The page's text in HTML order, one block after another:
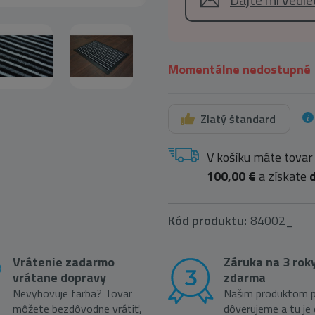
Momentálne nedostupné
Zlatý štandard
V košíku máte
100,00 €a získate
Kód produktu: 84002_
Vrátenie zadarmo
vrátane dopravy
Nevyhovuje farba? Tovar
môžete bezdôvodne vrátiť,
Záruka na 3
zdarma
Našim produktom
dôverujeme a tu je